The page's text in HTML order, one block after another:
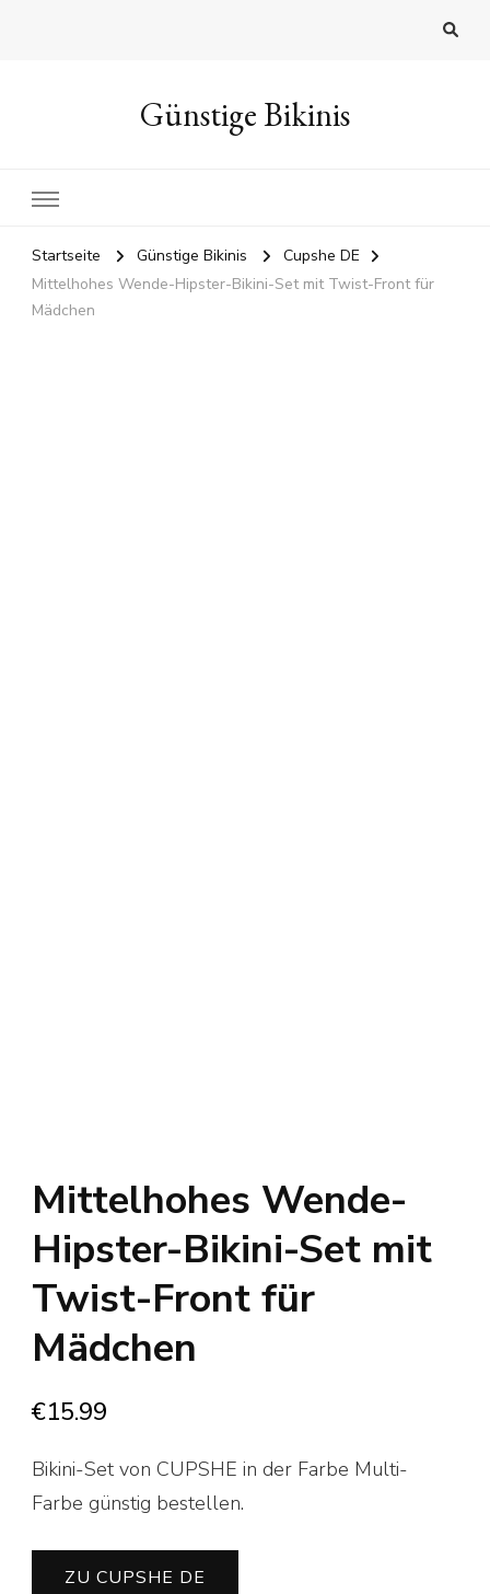
Günstige Bikinis
Startseite Günstige Bikinis
Cupshe DE
Mittelhohes Wende-Hipster-Bikini-Set mit Twist-Front für
Mädchen
Mittelhohes Wende-
Hipster-Bikini-Set mit
Twist-Front für
Mädchen
€15.99
Bikini-Set von CUPSHE in der Farbe Multi-
Farbe günstig bestellen.
ZU CUPSHE DE